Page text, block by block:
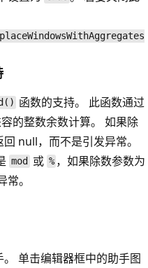
函数的支持。 此函数通过
的整数余数计算。 如果除
回 null，而不是引发异常。
mod 或 % ，如果除数参数为
。
单击编辑器框中的助手图